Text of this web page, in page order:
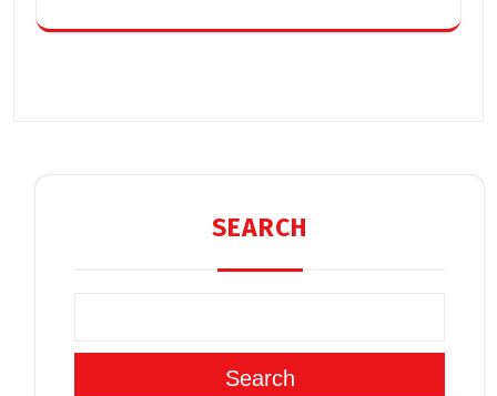
SEARCH
Search